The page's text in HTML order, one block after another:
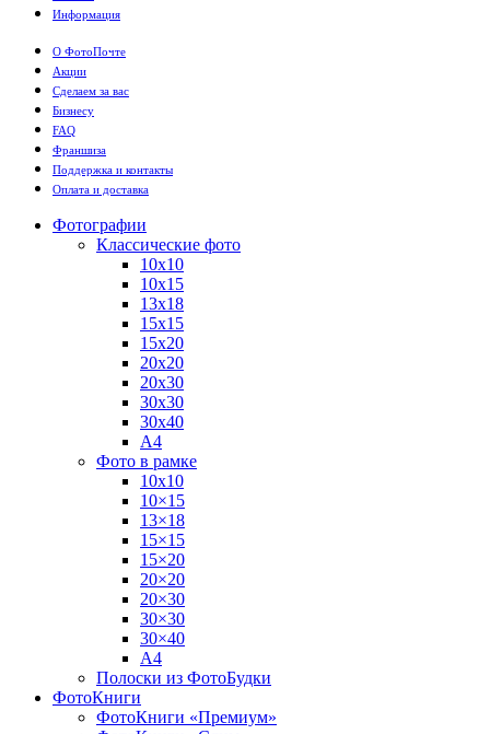
Информация
О ФотоПочте
Акции
Сделаем за вас
Бизнесу
FAQ
Франшиза
Поддержка и контакты
Оплата и доставка
Фотографии
Классические фото
10х10
10х15
13х18
15х15
15х20
20х20
20х30
30х30
30х40
А4
Фото в рамке
10х10
10×15
13×18
15×15
15×20
20×20
20×30
30×30
30×40
A4
Полоски из ФотоБудки
ФотоКниги
ФотоКниги «Премиум»